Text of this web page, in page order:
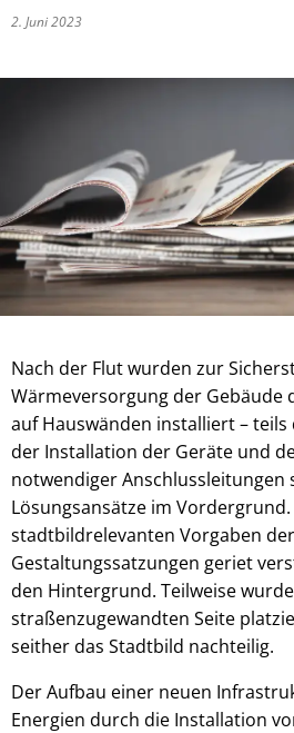
2. Juni 2023
Nach der Flut wurden zur
Wärmeversorgung der Gebäude
auf Hauswänden installiert – teils
der Installation der Geräte und
notwendiger
Lösungsansätze im
stadtbildrelevanten Vorgaben der
Gestaltungssatzungen geriet
den Hintergrund. Teilweise
straßenzugewandten Seite
seither das Stadtbild nachteilig.
Der Aufbau einer neuen
Energien durch die Installation